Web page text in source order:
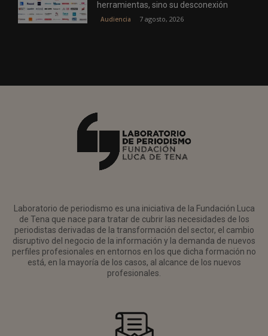
herramientas, sino su desconexión
Audiencia 7 agosto, 2026
Laboratorio de periodismo es una iniciativa de la Fundación Luca
de Tena que nace para tratar de cubrir las necesidades de los
periodistas derivadas de la transformación del sector, el cambio
disruptivo del negocio de la información y la demanda de nuevos
perfiles profesionales en entornos en los que dicha formación no
está, en la mayoría de los casos, al alcance de los nuevos
profesionales.